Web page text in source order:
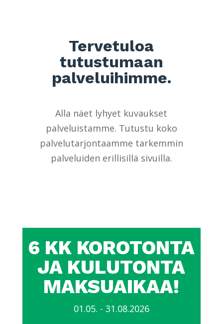
Tervetuloa
tutustumaan
palveluihimme.
Alla näet lyhyet kuvaukset
palveluistamme. Tutustu koko
palvelutarjontaamme tarkemmin
palveluiden erillisillä sivuilla.
6 KK KOROTONTA
JA KULUTONTA
MAKSUAIKAA!
01.05. - 31.08.2026